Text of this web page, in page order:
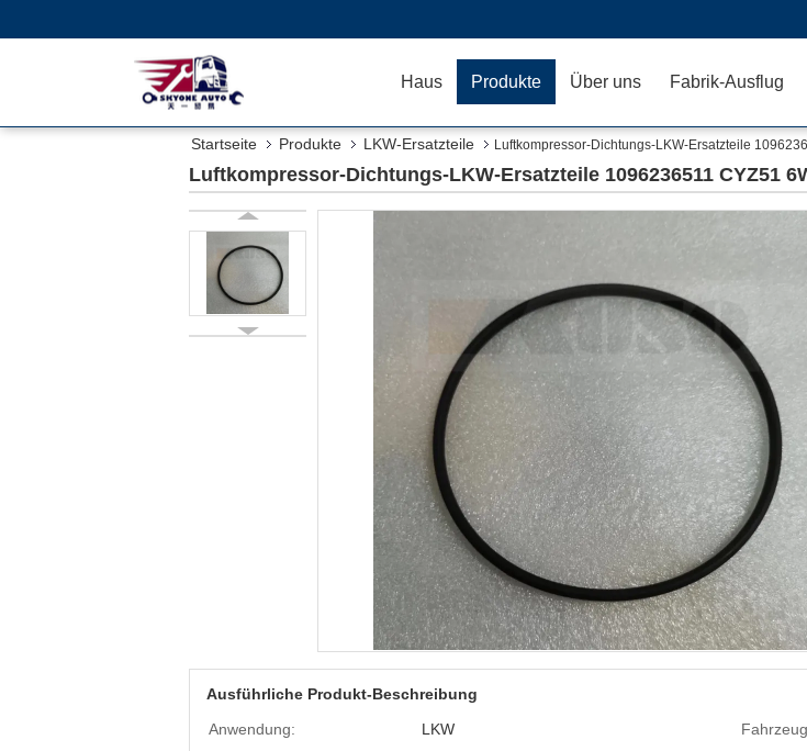
Haus Produkte Über uns Fabrik-Ausflug
Startseite Produkte LKW-Ersatzteile Luftkompressor-Dichtungs-LKW-Ersatzteile
Luftkompressor-Dichtungs-LKW-Ersatzteile 1096236511 CYZ51
Ausführliche Produkt-Beschreibung
Anwendung:
LKW